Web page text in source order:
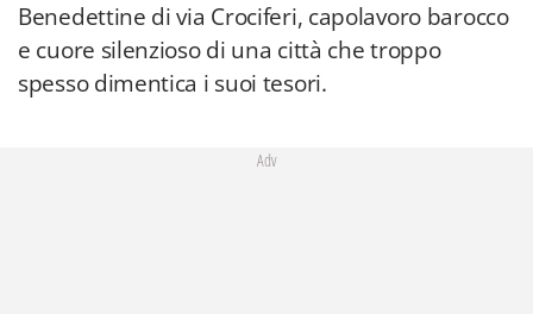
Benedettine di via Crociferi, capolavoro barocco
e cuore silenzioso di una città che troppo
spesso dimentica i suoi tesori.
Adv